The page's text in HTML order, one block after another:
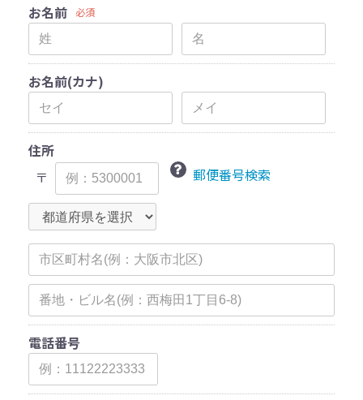
お名前
必須
お名前(カナ)
住所
〒
郵便番号検索
電話番号